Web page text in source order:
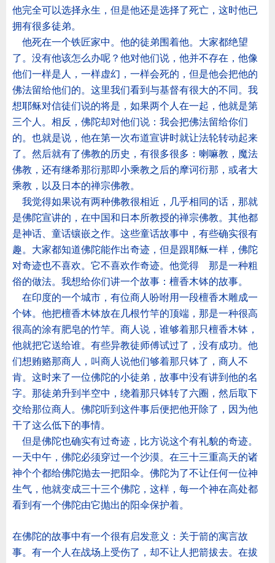
他完全可以选择永生，但是他还是选择了死亡，这时他已
拥有很多徒弟。
他死在一个铁匠家中。他的徒弟围着他。大家都绝望
了。没有他该怎么办呢？他对他们说，他并不存在，他像
他们一样是人，一样虚幻，一样会死的，但是他会把他的
佛法留给他们的。这里我们看到与基督有很大的不同。我
想耶稣对信徒们说的将是，如果两个人在一起，他就是第
三个人。相反，佛陀却对他们说：我会把佛法留给你们
的。也就是说，他在第一次布道宣讲时就让法轮转动起来
了。然后就有了佛教的历史，有很多很多：喇嘛教，魔法
佛教，还有继希那衍那即小乘教之后的摩诃衍那，或者大
乘教，以及日本的禅宗佛教。
我觉得如果说有两种佛教很相近，几乎相同的话，那就
是佛陀宣讲的，在中国和日本所教授的禅宗佛教。其他都
是神话、童话镶嵌之作。这些童话故事中，有些确实很有
趣。大家都知道佛陀能作出奇迹，但是跟耶稣一样，佛陀
对奇迹也不喜欢。它不喜欢作奇迹。他觉得
那是一种粗
俗的做法。我想给你们讲一个故事：檀香木钵的故事。
在印度的一个城市，有位商人吩咐用一段檀香木雕成一
个钵。他把檀香木钵放在几根竹竿的顶端，那是一种很高
很高的涂有肥皂的竹竿。商人说，谁够着那只檀香木钵，
他就把它送给谁。有些异教徒师傅试过了，没有成功。他
们想贿赂那商人，叫商人说他们够着那只钵了，商人不
肯。这时来了一位佛陀的小徒弟，故事中没有讲到他的名
字。那徒弟升到半空中，绕着那只钵转了六圈，然后取下
交给那位商人。佛陀听到这件事后便把他开除了，因为他
干了这么低下的事情。
但是佛陀也确实有过奇迹，比方说这个有礼貌的奇迹。
一天中午，佛陀必须穿过一个沙漠。在三十三重高天的诸
神个个都给佛陀抛去一把阳伞。佛陀为了不让任何一位神
生气，他就变成三十三个佛陀，这样，每一个神在高处都
看到有一个佛陀由它抛出的阳伞保护着。
在佛陀的故事中有一个很有启发意义：关于箭的寓言故
事。有一个人在战场上受伤了，却不让人把箭拔去。在拔